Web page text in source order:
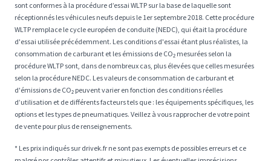
sont conformes à la procédure d’essai WLTP sur la base de laquelle sont
réceptionnés les véhicules neufs depuis le 1er septembre 2018. Cette procédure
WLTP remplace le cycle européen de conduite (NEDC), qui était la procédure
d'essai utilisée précédemment. Les conditions d'essai étant plus réalistes, la
consommation de carburant et les émissions de CO₂ mesurées selon la
procédure WLTP sont, dans de nombreux cas, plus élevées que celles mesurées
selon la procédure NEDC. Les valeurs de consommation de carburant et
d'émissions de CO₂ peuvent varier en fonction des conditions réelles
d’utilisation et de différents facteurs tels que : les équipements spécifiques, les
options et les types de pneumatiques. Veillez à vous rapprocher de votre point
de vente pour plus de renseignements.
* Les prix indiqués sur drivek.fr ne sont pas exempts de possibles erreurs et ce